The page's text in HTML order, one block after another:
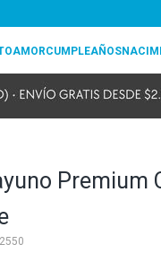
AMORCUMPLEAÑOS
Premium